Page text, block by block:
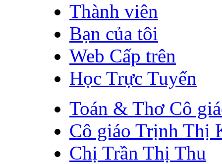
Thành viên
Bạn của tôi
Web Cấp trên
Học Trực Tuyến
Toán & Thơ Cô
Cô giáo Trịnh Thị
Chị Trần Thị Thu